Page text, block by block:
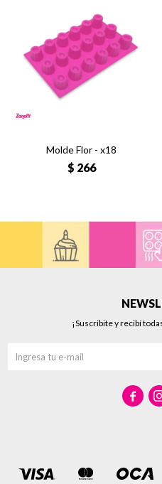
Molde Flor - x18
$ 266
¡Suscribite y recibí
